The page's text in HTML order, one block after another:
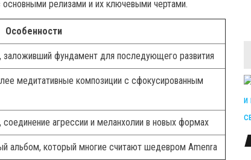
релизами и их ключевыми чертами.
Особенности
фундамент для последующего развития
медитативные композиции с сфокусированным
агрессии и меланхолии в новых формах
альбом, который многие считают шедевром Amenra